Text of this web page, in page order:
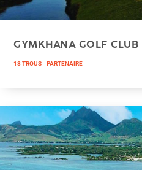
GYMKHANA GOLF CLUB
18 TROUS PARTENAIRE